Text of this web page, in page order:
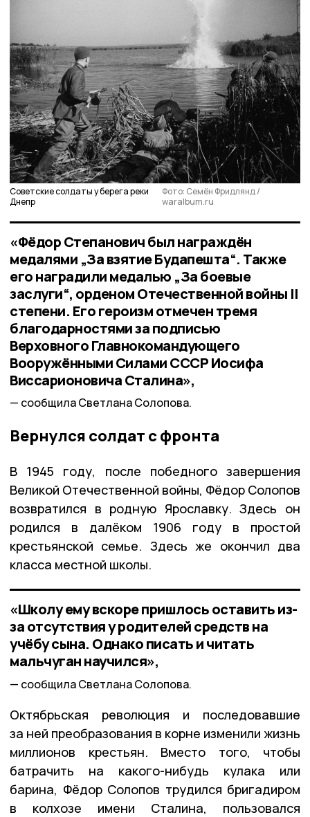
Советские солдаты у берега реки
Днепр
Фото: Семён Фридлянд /
waralbum.ru
«Фёдор Степанович был награждён
медалями „За взятие Будапешта“. Также
его наградили медалью „За боевые
заслуги“, орденом Отечественной войны II
степени. Его героизм отмечен тремя
благодарностями за подписью
Верховного Главнокомандующего
Вооружёнными Силами СССР Иосифа
Виссарионовича Сталина»,
сообщила Светлана Солопова.
Вернулся солдат с фронта
В 1945 году, после победного завершения
Великой Отечественной войны, Фёдор Солопов
возвратился в родную Ярославку. Здесь он
родился в далёком 1906 году в простой
крестьянской семье. Здесь же окончил два
класса местной школы.
«Школу ему вскоре пришлось оставить из-
за отсутствия у родителей средств на
учёбу сына. Однако писать и читать
мальчуган научился»,
сообщила Светлана Солопова.
Октябрьская революция и последовавшие
за ней преобразования в корне изменили жизнь
миллионов крестьян. Вместо того, чтобы
батрачить на какого-нибудь кулака или
барина, Фёдор Солопов трудился бригадиром
в колхозе имени Сталина, пользовался